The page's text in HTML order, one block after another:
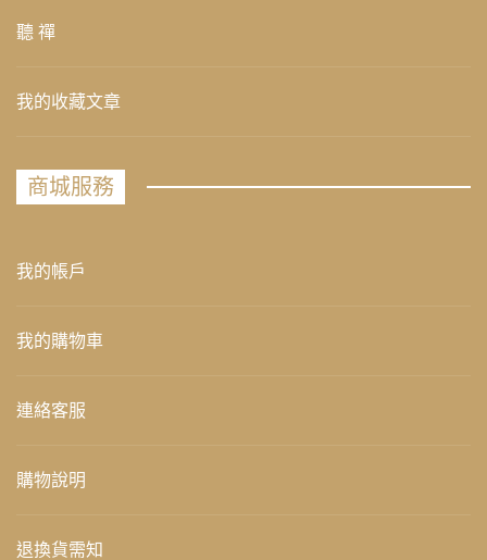
聽 禪
我的收藏文章
商城服務
我的帳戶
我的購物車
連絡客服
購物說明
退換貨需知